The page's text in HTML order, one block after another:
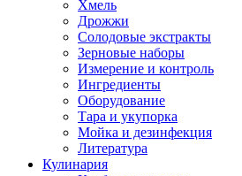
Хмель
Дрожжи
Солодовые экстракты
Зерновые наборы
Измерение и контроль
Ингредиенты
Оборудование
Тара и укупорка
Мойка и дезинфекция
Литература
Кулинария